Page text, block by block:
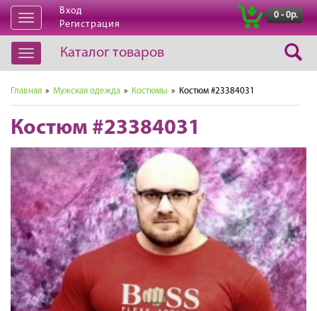
Открыть
навигацию
Вход
Регистрация
0 - 0р.
Открыть
навигацию
Каталог товаров
Главная » Мужская одежда » Костюмы » Костюм #23384031
Костюм #23384031